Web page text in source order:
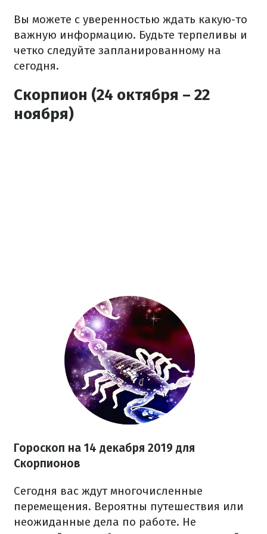
Вы можете с уверенностью ждать какую-то
важную информацию. Будьте терпеливы и
четко следуйте запланированному на
сегодня.
Скорпион (24 октября – 22
ноября)
Гороскоп на 14 декабря 2019 для
Скорпионов
Сегодня вас ждут многочисленные
перемещения. Вероятны путешествия или
неожиданные дела по работе. Не